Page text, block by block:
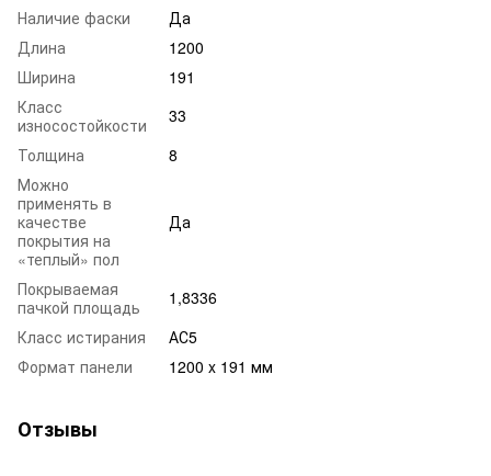
Наличие фаски
Да
Длина
1200
Ширина
191
Класс
износостойкости
33
Толщина
8
Можно
применять в
качестве
покрытия на
«теплый» пол
Да
Покрываемая
пачкой площадь
1,8336
Класс истирания
АС5
Формат панели
1200 x 191 мм
Отзывы